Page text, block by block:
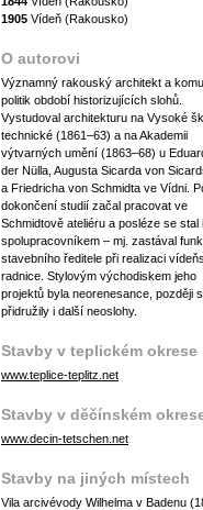
1905 Vídeň (Rakousko)
O autorovi
Významný rakouský architekt a
politik období historizujících slohů.
Vystudoval architekturu na Vysoké
technické (1861–63) a na Akademii
výtvarných umění (1863–68) u
der Nülla, Augusta Sicarda von
a Friedricha von Schmidta ve Vídni.
dokončení studií začal pracovat ve
Schmidtově ateliéru a posléze se stal
spolupracovníkem – mj. zastával
stavebního ředitele při realizaci
radnice. Stylovým východiskem jeho
projektů byla neorenesance, později
přidružily i další neoslohy.
Stavby v teplickém okrese
www.teplice-teplitz.net
Stavby v děčínském
www.decin-tetschen.net
Stavby na jiných místech
Vila arcivévody Wilhelma v Badenu